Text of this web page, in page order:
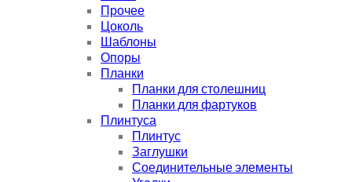
Прочее
Цоколь
Шаблоны
Опоры
Планки
Планки для столешниц
Планки для фартуков
Плинтуса
Плинтус
Заглушки
Соединительные элементы